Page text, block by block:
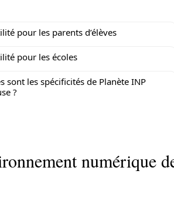
pour les parents d’élèves
pour les écoles
sont les spécificités de Planète INP
?
numérique